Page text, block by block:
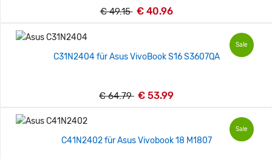
€ 49.15 € 40.96
Sale
C31N2404 für Asus VivoBook S16 S3607QA
€ 64.79 € 53.99
Sale
C41N2402 für Asus Vivobook 18 M1807